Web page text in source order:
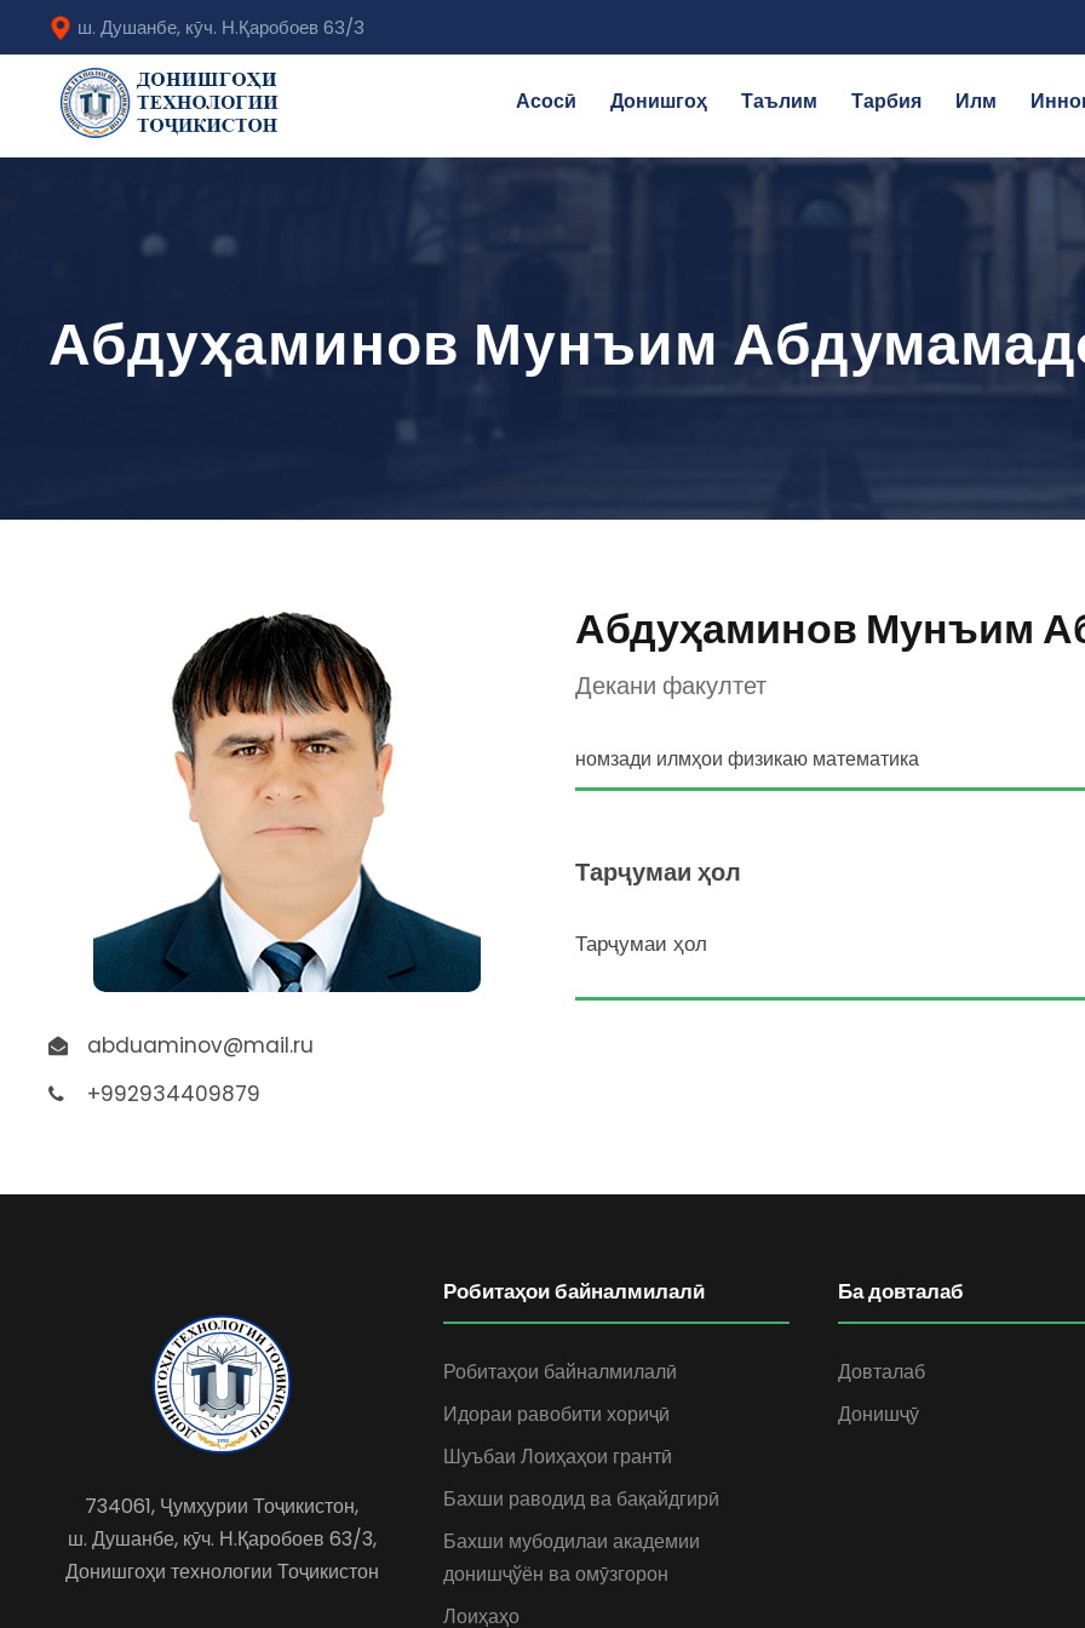
ш. Душанбе, кӯч. Н.Қаробоев 63/3
Асосӣ Донишгоҳ Таълим Тарбия Илм
Абдуҳаминов Мунъим
abduaminov@mail.ru
+992934409879
Абдуҳаминов Мунъим
Декани факултет
номзади илмҳои физикаю математика
Тарҷумаи ҳол
Тарҷумаи ҳол
734061, Ҷумҳурии Тоҷикистон,
ш. Душанбе, кӯч. Н.Қаробоев 63/3,
Донишгоҳи технологии Тоҷикистон
Робитаҳои байналмилалӣ
Робитаҳои байналмилалӣ
Идораи равобити хориҷӣ
Шуъбаи Лоиҳаҳои грантӣ
Бахши раводид ва бақайдгирӣ
Бахши мубодилаи академии
донишҷўён ва омӯзгорон
Лоиҳаҳо
Ба довталаб
Довталаб
Донишҷӯ